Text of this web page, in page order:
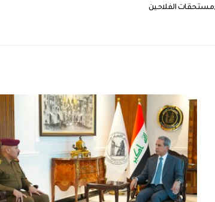
مستحقات الفلاحين